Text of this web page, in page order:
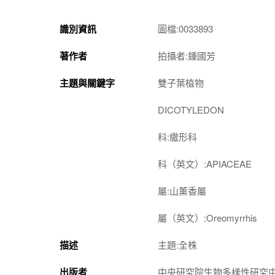
識別資訊 圖檔:0033893
著作者 拍攝者:鍾國芳
主題與關鍵字 雙子葉植物
DICOTYLEDON
科:繖形科
科（英文）:APIACEAE
屬:山薰香屬
屬（英文）:Oreomyrrhis
描述 主題:全株
出版者 中央研究院生物多樣性研究